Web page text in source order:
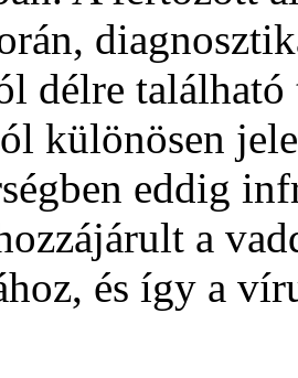
délre
különösen
eddig
a
és így a